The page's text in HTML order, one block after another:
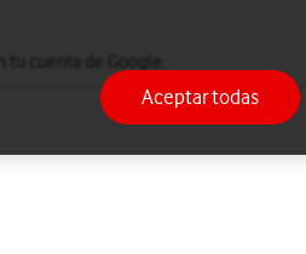
Aceptar todas